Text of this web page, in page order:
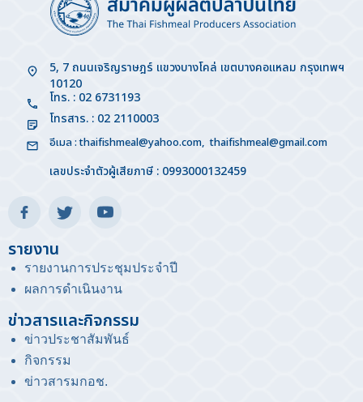
5, 7 ถนนเจริญราษฎร์ แขวงบางโคล่ เขตบางคอแหลม กรุงเทพฯ
10120
โทร. : 02 6731193
โทรสาร. : 02 2110003
อีเมล :thaifishmeal@yahoo.com,thaifishmeal@gmail.com
เลขประจำตัวผู้เสียภาษี : 0993000132459
รายงาน
รายงานการประชุมประจำปี
ผลการดำเนินงาน
ข่าวสารและกิจกรรม
ข่าวประชาสัมพันธ์
กิจกรรม
ข่าวสารมกอช.